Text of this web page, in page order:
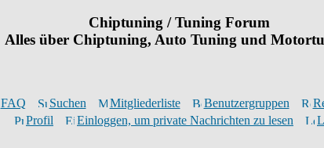
Chiptuning / Tuning Forum
Alles über Chiptuning, Auto Tuning und
FAQ Suchen Mitgliederliste Benutzergruppen
Profil
Einloggen, um private Nachrichten zu lesen